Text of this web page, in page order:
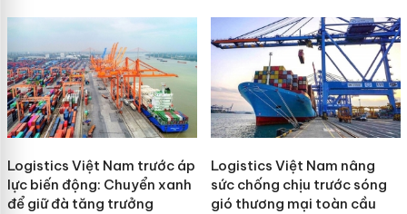
Logistics Việt Nam trước áp
lực biến động: Chuyển xanh
để giữ đà tăng trưởng
Logistics Việt Nam nâng
sức chống chịu trước sóng
gió thương mại toàn cầu